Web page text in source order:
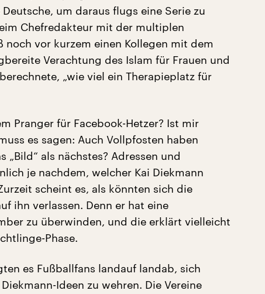
um daraus flugs eine Serie zu
Chefredakteur mit der multiplen
noch vor kurzem einen Kollegen mit dem
Verachtung des Islam für Frauen und
„wie viel ein Therapieplatz für
Pranger für Facebook-Hetzer? Ist mir
es sagen: Auch Vollpfosten haben
„Bild“ als nächstes? Adressen und
je nachdem, welcher Kai Diekmann
scheint es, als könnten sich die
ihn verlassen. Denn er hat eine
zu überwinden, und die erklärt vielleicht
Phase.
es Fußballfans landauf landab, sich
Ideen zu wehren. Die Vereine